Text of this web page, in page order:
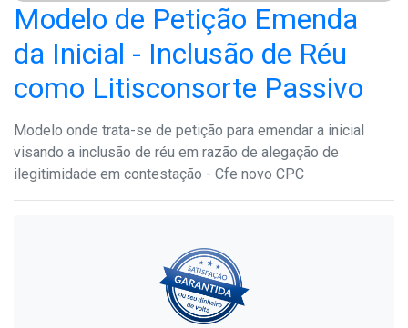
Modelo de Petição Emenda
da Inicial - Inclusão de Réu
como Litisconsorte Passivo
Modelo onde trata-se de petição para emendar a inicial
visando a inclusão de réu em razão de alegação de
ilegitimidade em contestação - Cfe novo CPC